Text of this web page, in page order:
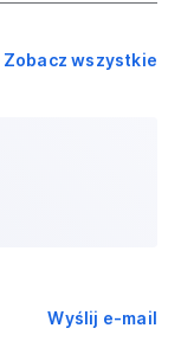
Zobacz wszystkie
Wyślij e-mail